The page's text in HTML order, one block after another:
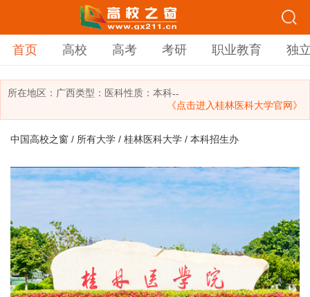
首页 高校 高考 考研 职业教育 独
所在地区： 广西类型： 医科性质：本科--
《点击进入桂林医科大学官网》
中国高校之窗 / 所有大学 / 桂林医科大学 / 本科招生办